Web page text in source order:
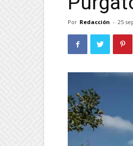
Por Redacción - 25